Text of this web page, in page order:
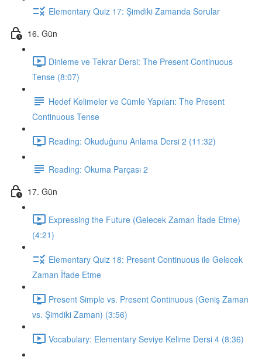
Elementary Quiz 17: Şimdiki Zamanda Sorular
16. Gün
Dinleme ve Tekrar Dersi: The Present Continuous
Tense (8:07)
Hedef Kelimeler ve Cümle Yapıları: The Present
Continuous Tense
Reading: Okuduğunu Anlama Dersi 2 (11:32)
Reading: Okuma Parçası 2
17. Gün
Expressing the Future (Gelecek Zaman İfade Etme)
(4:21)
Elementary Quiz 18: Present Continuous ile Gelecek
Zaman İfade Etme
Present Simple vs. Present Continuous (Geniş Zaman
vs. Şimdiki Zaman) (3:56)
Vocabulary: Elementary Seviye Kelime Dersi 4 (8:36)